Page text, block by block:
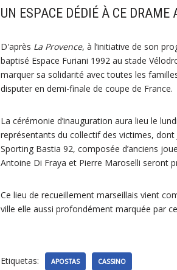
UN ESPACE DÉDIÉ À CE DRAME
D'après La Provence, à l’initiative de son
baptisé Espace Furiani 1992 au stade
marquer sa solidarité avec toutes les
disputer en demi-finale de coupe de France.
La cérémonie d’inauguration aura lieu le
représentants du collectif des victimes, dont
Sporting Bastia 92, composée d’anciens
Antoine Di Fraya et Pierre Maroselli seront
Ce lieu de recueillement marseillais vient
ville elle aussi profondément marquée par
Etiquetas: APOSTAS CASSINO